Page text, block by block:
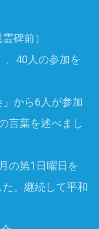
碑前）
40人の参加を
から6人が参加
言葉を述べまし
の第1日曜日を
た。継続して平和